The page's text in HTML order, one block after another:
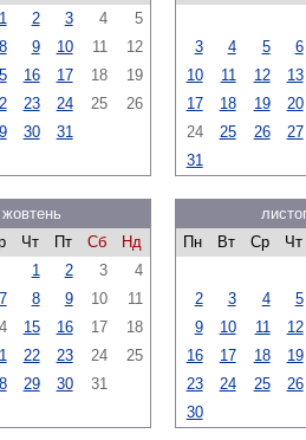
1
2 3 4
5
8 9 10 11
12
16 17 18
19
23 24 25
26
30 31
3
4 5 6
10
11 12 13
17
18 19 20
24
25 26 27
31
жовтень
Чт Пт Сб
Нд
1
2 3
4
7 8 9 10
11
15 16 17
18
22 23 24
25
29 30 31
Пн
Вт Ср Чт
2
3 4 5
9
10 11 12
16
17 18 19
23
24 25 26
30